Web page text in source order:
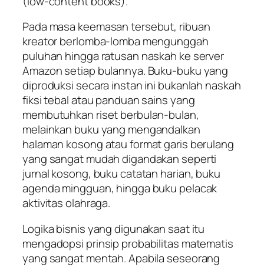
Pada masa keemasan tersebut, ribuan
kreator berlomba-lomba mengunggah
puluhan hingga ratusan naskah ke server
Amazon setiap bulannya. Buku-buku yang
diproduksi secara instan ini bukanlah naskah
fiksi tebal atau panduan sains yang
membutuhkan riset berbulan-bulan,
melainkan buku yang mengandalkan
halaman kosong atau format garis berulang
yang sangat mudah digandakan seperti
jurnal kosong, buku catatan harian, buku
agenda mingguan, hingga buku pelacak
aktivitas olahraga.
Logika bisnis yang digunakan saat itu
mengadopsi prinsip probabilitas matematis
yang sangat mentah. Apabila seseorang